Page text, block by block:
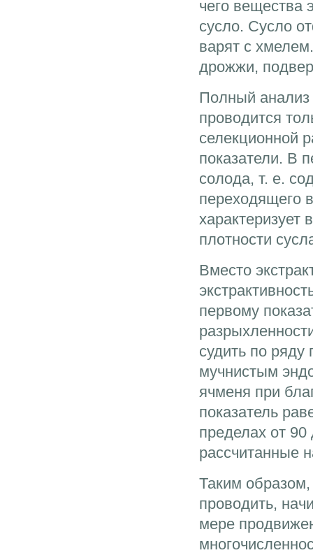
чего вещества
сусло. Сусло
варят с
дрожжи,
Полный анализ
проводится
селекционной
показатели. В
солода, т. е.
переходящего
характеризует
плотности
Вместо
первому
судить по ряду
мучнистым
ячменя при
показатель
пределах от
рассчитанные
Таким
проводить,
мере